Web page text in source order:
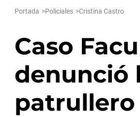
Portada >Policiales >Cristina Castro
Caso
denunció
patrullero